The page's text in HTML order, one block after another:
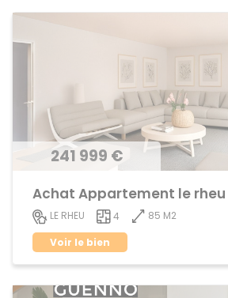
241 999 €
Achat Appartement le rheu
LE RHEU 4
85 M2
Voir le bien